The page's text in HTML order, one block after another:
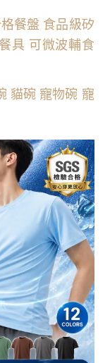
餐盤 食品級矽
具 可微波輔食
貓碗 寵物碗 寵